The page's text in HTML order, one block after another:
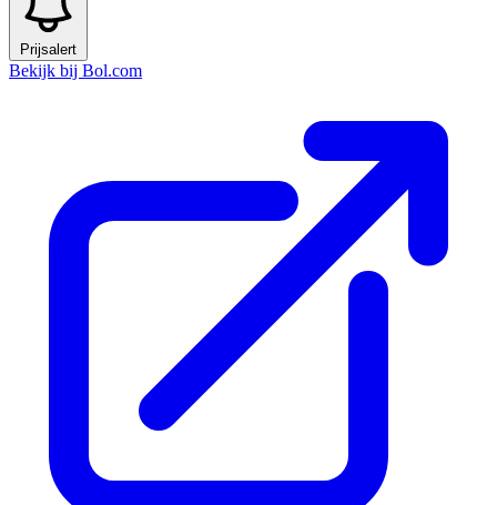
Prijsalert
Bekijk bij Bol.com